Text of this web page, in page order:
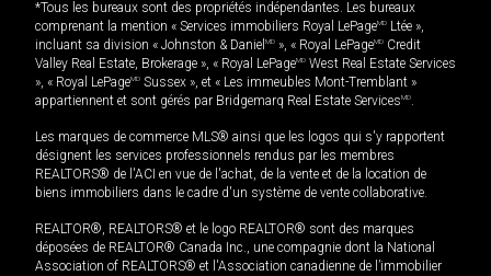
*Tous les bureaux sont des propriétés indépendantes. Les bureaux
comprenant la mention « Services immobiliers Royal LePageMD Ltée »,
incluant sa division « Johnston & Daniel MD », « Royal LePageMD Credit
Valley Real Estate, Brokerage », « Royal LePageMD West Real Estate Services
», « Royal LePageMD Sussex », et « Les immeubles Mont-Tremblant »
appartiennent et sont gérés par Bridgemarq Real Estate ServicesMD.
Les marques de commerce MLS® ainsi que les logos qui s'y rapportent
désignent les services professionnels rendus par les membres
REALTORS® de l'ACI en vue de l'achat, de la vente et de la location de
biens immobiliers dans le cadre d'un système de vente collaborative.
REALTOR®, REALTORS® et le logo REALTOR® sont des marques
déposées de REALTOR® Canada Inc., une compagnie dont la National
Association of REALTORS® et l'Association canadienne de l’immobilier